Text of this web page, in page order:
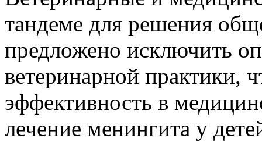
тандеме для решения
предложено исключить
ветеринарной практики,
эффективность в
лечение менингита у